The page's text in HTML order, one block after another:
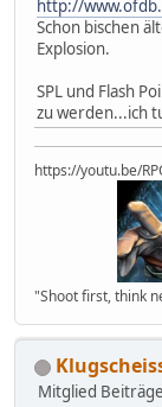
http://
Schon bischen
Explosion.
SPL und Flash
zu werden...ich
https://
"Shoot first, think
Mitglied